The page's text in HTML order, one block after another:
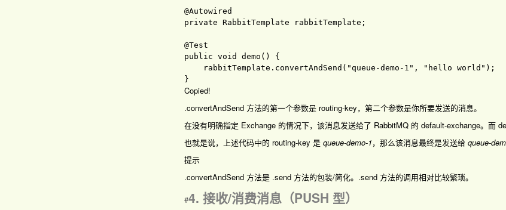
private RabbitTemplate rabbitTemplate ;
public void demo ( ) {
    rabbitTemplate
. convertAndSend ( "queue-demo-1" , "hello world" )
Copied!
.convertAndSend 方法的第一个参数是 routing-key，第二个参数是你所要发送的消息。
在没有明确指定 Exchange 的情况下，该消息发送给了 RabbitMQ 的 default-exchange。而
也就是说，上述代码中的 routing-key 是 queue-demo-1，那么该消息最终是发送给 queue-
提示
.convertAndSend 方法是 .send 方法的包装/简化。.send 方法的调用相对比较繁琐。
#4. 接收/消费消息（PUSH 型）